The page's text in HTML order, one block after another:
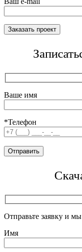
Ваше имя
*Телефон
Отправьте заявку и
Имя